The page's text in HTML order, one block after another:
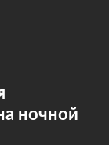
ночной